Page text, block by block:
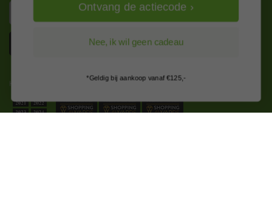
Inschrijven
Kitcentrum is trots op:
Ontvang de actiecode ›
Nee, ik wil geen cadeau
*Geldig bij aankoop vanaf €125,-